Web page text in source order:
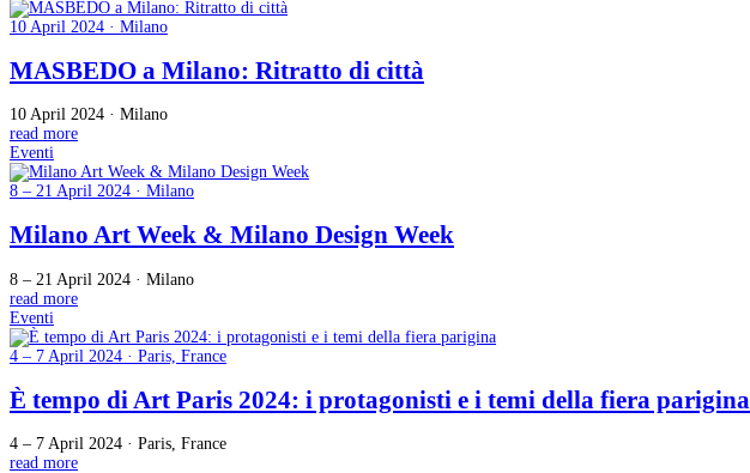
10 April 2024 · Milano
MASBEDO a Milano: Ritratto di città
10 April 2024 · Milano
read more
Eventi
8 – 21 April 2024 · Milano
Milano Art Week & Milano Design Week
8 – 21 April 2024 · Milano
read more
Eventi
4 – 7 April 2024 · Paris, France
È tempo di Art Paris 2024: i protagonisti e i temi della fiera parigina
4 – 7 April 2024 · Paris, France
read more